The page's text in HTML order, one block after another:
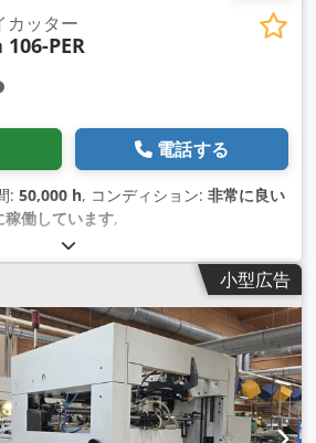
カッター
PER
電話する
: 50,000 h, コンディション: 非常に良い
稼働しています,
小型広告